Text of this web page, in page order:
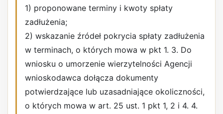
1) proponowane terminy i kwoty spłaty
zadłużenia;
2) wskazanie źródeł pokrycia spłaty zadłużenia
w terminach, o których mowa w pkt 1. 3. Do
wniosku o umorzenie wierzytelności Agencji
wnioskodawca dołącza dokumenty
potwierdzające lub uzasadniające okoliczności,
o których mowa w art. 25 ust. 1 pkt 1, 2 i 4. 4.